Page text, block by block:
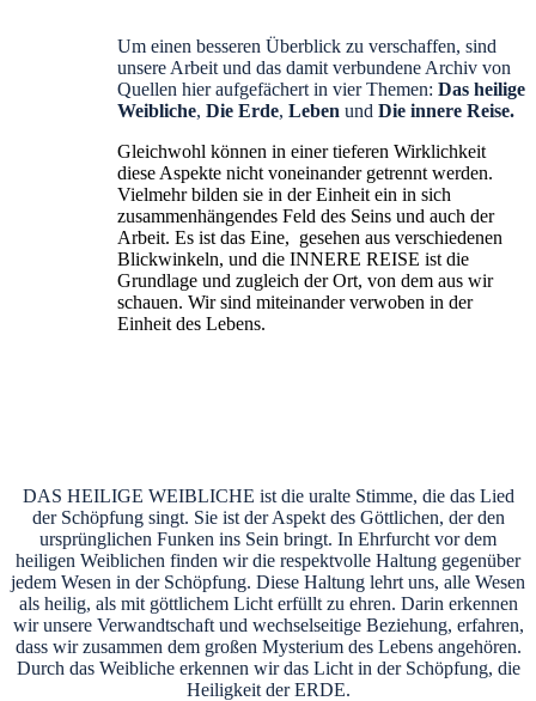
Um einen besseren Überblick zu verschaffen, sind
unsere Arbeit und das damit verbundene Archiv von
Quellen hier aufgefächert in vier Themen: Das heilige
Weibliche, Die Erde, Leben und Die innere Reise.
Gleichwohl können in einer tieferen Wirklichkeit
diese Aspekte nicht voneinander getrennt werden.
Vielmehr bilden sie in der Einheit ein in sich
zusammenhängendes Feld des Seins und auch der
Arbeit. Es ist das Eine, gesehen aus verschiedenen
Blickwinkeln, und die INNERE REISE ist die
Grundlage und zugleich der Ort, von dem aus wir
schauen. Wir sind miteinander verwoben in der
Einheit des Lebens.
DAS HEILIGE WEIBLICHE ist die uralte Stimme, die das Lied
der Schöpfung singt. Sie ist der Aspekt des Göttlichen, der den
ursprünglichen Funken ins Sein bringt. In Ehrfurcht vor dem
heiligen Weiblichen finden wir die respektvolle Haltung gegenüber
jedem Wesen in der Schöpfung. Diese Haltung lehrt uns, alle Wesen
als heilig, als mit göttlichem Licht erfüllt zu ehren. Darin erkennen
wir unsere Verwandtschaft und wechselseitige Beziehung, erfahren,
dass wir zusammen dem großen Mysterium des Lebens angehören.
Durch das Weibliche erkennen wir das Licht in der Schöpfung, die
Heiligkeit der ERDE.